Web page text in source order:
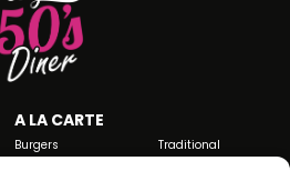
A LA CARTE
Burgers
Appetizers
Traditional
Hot dogs